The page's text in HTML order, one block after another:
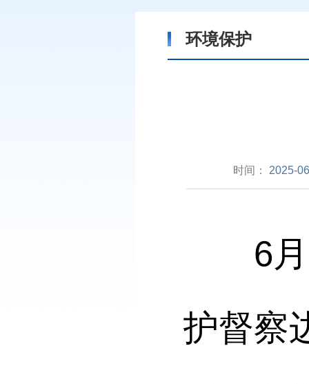
环境保护
时间： 2025-
6月
护督察